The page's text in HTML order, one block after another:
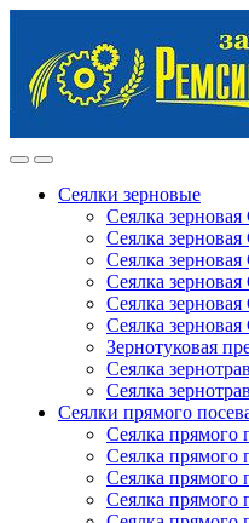
navigation
content
Сеялки зерновые
Сеялка
Сеялка
Сеялка
Сеялка
Сеялка
Сеялка
Зернотуковая
Сеялка
Сеялка
Сеялки прямого
Сеялка прямого
Сеялка
Сеялка
Сеялка